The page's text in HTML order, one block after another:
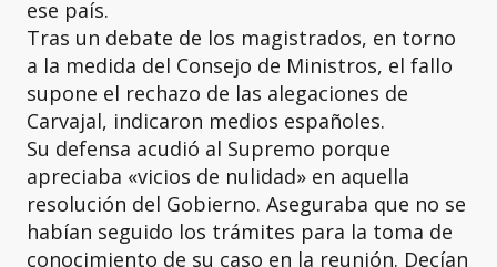
ese país.
Tras un debate de los magistrados, en torno
a la medida del Consejo de Ministros, el fallo
supone el rechazo de las alegaciones de
Carvajal, indicaron medios españoles.
Su defensa acudió al Supremo porque
apreciaba «vicios de nulidad» en aquella
resolución del Gobierno. Aseguraba que no se
habían seguido los trámites para la toma de
conocimiento de su caso en la reunión. Decían